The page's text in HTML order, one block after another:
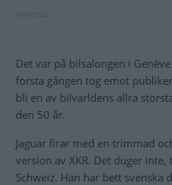
Det var på bilsalongen i
första gången tog emot
bli en av bilvärldens allra
den 50 år.
Jaguar firar med en trimmad
version av XKR. Det duger
Schweiz. Han har bett svenska